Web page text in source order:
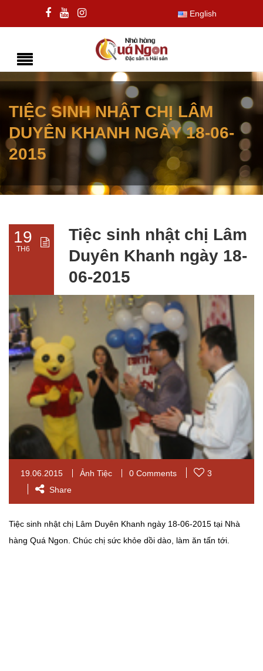
English
TIỆC SINH NHẬT CHỊ LÂM
DUYÊN KHANH NGÀY 18-06-
2015
19
TH6
Tiệc sinh nhật chị Lâm
Duyên Khanh ngày 18-
06-2015
19.06.2015 Ảnh Tiệc 0 Comments
3
Share
Tiệc sinh nhật chị Lâm Duyên Khanh ngày 18-06-2015 tại Nhà
hàng Quá Ngon. Chúc chị sức khỏe dồi dào, làm ăn tấn tới.